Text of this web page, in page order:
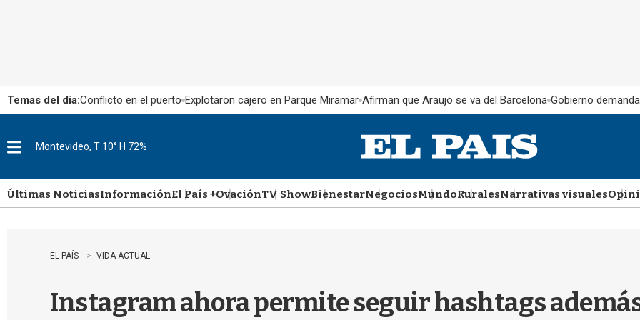
Temas del día:Conflicto en el puerto Explotaron cajero en Parque Miramar Afirman que Araujo se va del Barcelona Gobierno
u
Montevideo, T 10° H 72%
Últimas NoticiasInformaciónEl País +OvaciónTV ShowBienestarNegociosMundoRuralesNarrativas visuales
EL PAÍS VIDA ACTUAL
Instagram ahora permite seguir hashtags